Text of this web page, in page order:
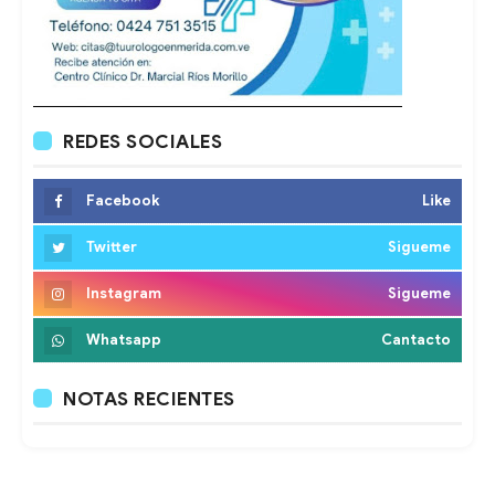
REDES SOCIALES
Facebook Like
Twitter Sigueme
Instagram Sigueme
Whatsapp Cantacto
NOTAS RECIENTES